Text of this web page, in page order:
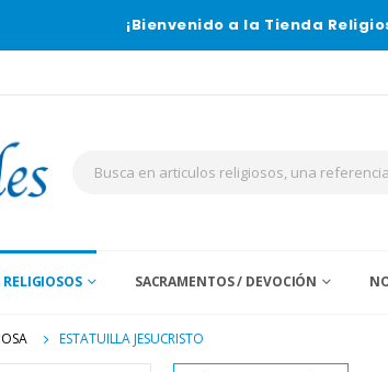
¡Bienvenido a la Tienda
SACRAMENTOS / DEVOCIÓN
ESTATUILLA JESUCRISTO